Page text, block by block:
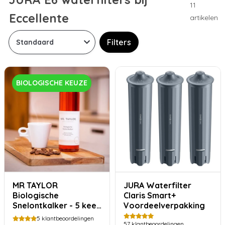
Eccellente
11
artikelen
Filters
BIOLOGISCHE KEUZE
MR TAYLOR
Biologische
Snelontkalker - 5 keer
ontkalken
5 klantbeoordelingen
JURA Waterfilter
Claris Smart+
Voordeelverpakking